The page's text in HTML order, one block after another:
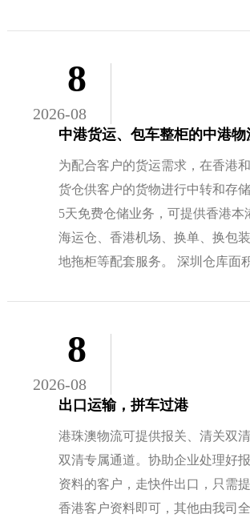
8
2026-08
中港货运、包车整柜的中港物
为配合客户的货运需求，在香港
货仓供客户的货物进行中转和存
5天免费仓储业务，可提供香港本
海运仓、香港机场、换单、换包
地拖柜等配套服务。 深圳仓库面
8
2026-08
出口运输，拼车过港
港珠澳物流可提供报关、清关双
双清专属通道。协助企业处理好
资料的客户，走快件出口，只需
香港客户资料即可，其他由我司